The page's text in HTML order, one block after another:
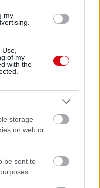
my
of my
with the
storage
on web or
be sent to